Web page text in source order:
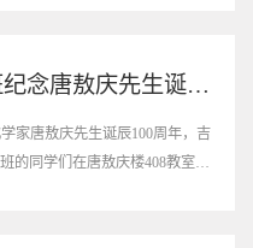
化学学院1401班纪念唐敖庆先生诞辰100周年
家唐敖庆先生诞辰100周年，吉
的同学们在唐敖庆楼408教室召